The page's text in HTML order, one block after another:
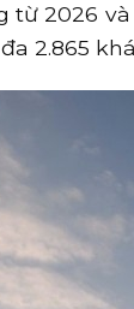
từ 2026
2.865